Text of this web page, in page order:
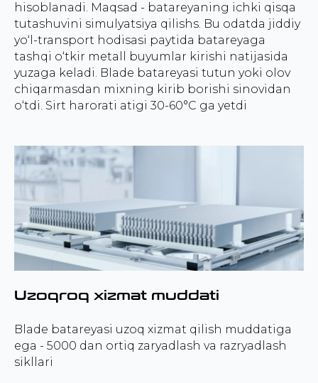
hisoblanadi. Maqsad - batareyaning ichki qisqa
tutashuvini simulyatsiya qilishs. Bu odatda jiddiy
yo‘l-transport hodisasi paytida batareyaga
tashqi o‘tkir metall buyumlar kirishi natijasida
yuzaga keladi. Blade batareyasi tutun yoki olov
chiqarmasdan mixning kirib borishi sinovidan
o‘tdi. Sirt harorati atigi 30-60°C ga yetdi
Uzoqroq xizmat muddati
Blade batareyasi uzoq xizmat qilish muddatiga
ega - 5000 dan ortiq zaryadlash va razryadlash
sikllari